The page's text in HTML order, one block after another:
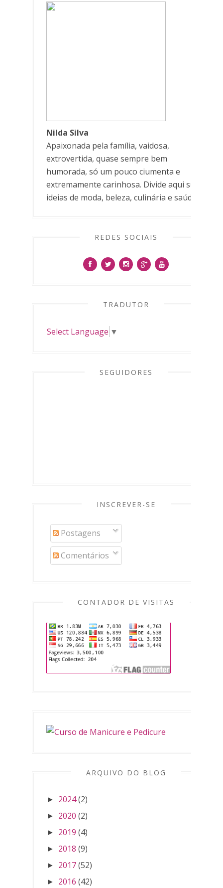
Nilda Silva
Apaixonada pela família, vaidosa,
extrovertida, quase sempre bem
humorada, só um pouco ciumenta e
extremamente carinhosa. Divide aqui suas
ideias de moda, beleza, culinária e saúde.
REDES SOCIAIS
TRADUTOR
Select Language ▼
SEGUIDORES
INSCREVER-SE
Postagens
Comentários
CONTADOR DE VISITAS
ARQUIVO DO BLOG
► 2024(2)
► 2020 (2)
► 2019 (4)
► 2018 (9)
► 2017(52)
► 2016 (42)